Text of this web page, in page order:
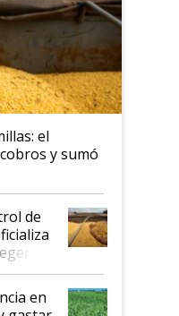
el
y sumó
de
la
en